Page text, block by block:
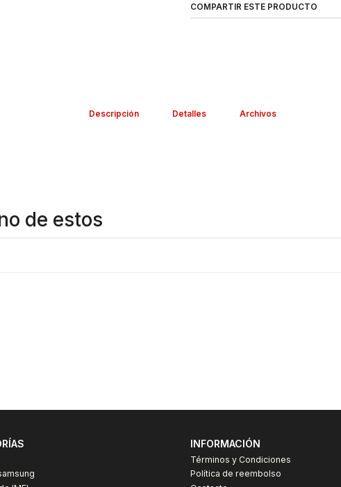
COMPARTIR ESTE PRODUCTO
Descripción Detalles Archivos
de estos
INFORMACIÓN
Términos y Condiciones
Política de reembolso